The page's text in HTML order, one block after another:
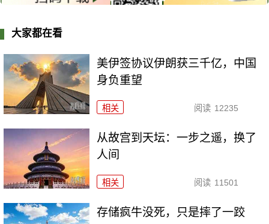
大家都在看
美伊签协议伊朗获三千亿，中国
身负重望
相关 阅读 12235
从故宫到天坛：一步之遥，换了
人间
相关 阅读 11501
存储疯牛没死，只是摔了一跤